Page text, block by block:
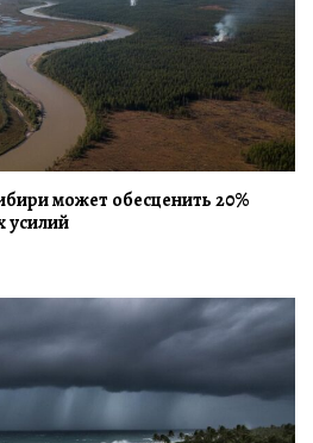
может обесценить 20%
усилий